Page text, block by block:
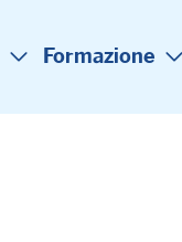
Formazione